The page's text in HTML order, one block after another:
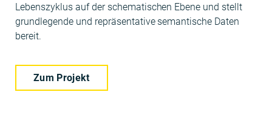
Leben­szyk­lus auf der schema­tis­chen Ebene und stellt
grundle­gende und repräsen­ta­tive seman­tis­che Dat­en
bereit.
Zum Pro­jekt